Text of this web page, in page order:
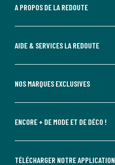
A PROPOS DE LA REDOUTE
AIDE & SERVICES LA REDOUTE
NOS MARQUES EXCLUSIVES
ENCORE + DE MODE ET DE DÉCO !
TÉLÉCHARGER NOTRE APPLICATION